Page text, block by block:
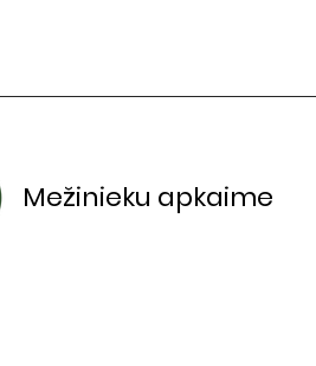
Mežinieku apkaime